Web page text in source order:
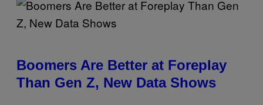
Boomers Are Better at Foreplay
Than Gen Z, New Data Shows